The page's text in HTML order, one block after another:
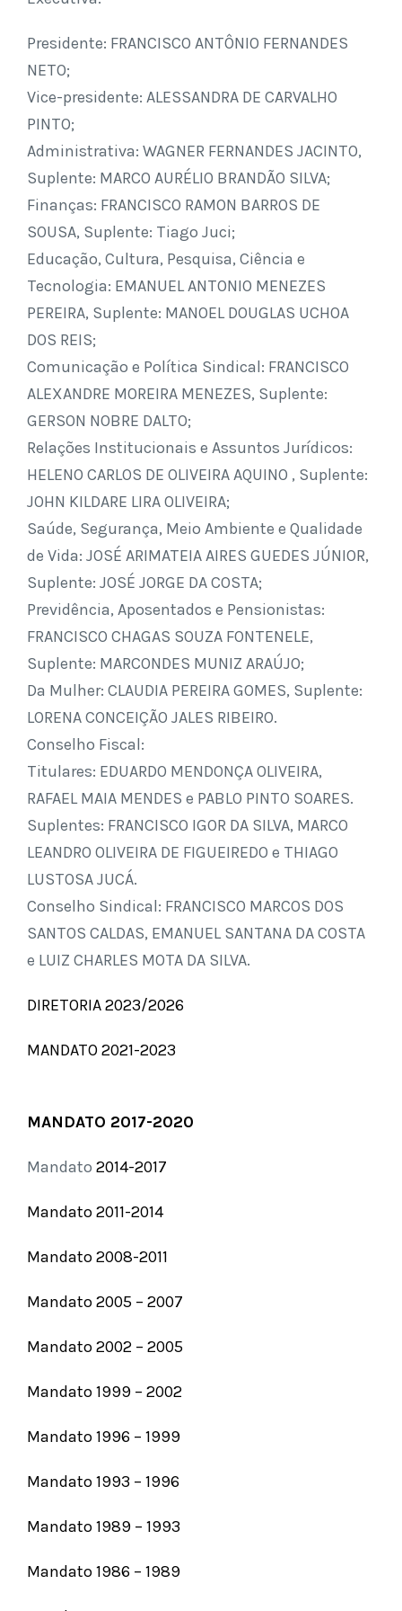
Presidente: FRANCISCO ANTÔNIO FERNANDES
NETO;
Vice-presidente: ALESSANDRA DE CARVALHO
PINTO;
Administrativa: WAGNER FERNANDES JACINTO,
Suplente: MARCO AURÉLIO BRANDÃO SILVA;
Finanças: FRANCISCO RAMON BARROS DE
SOUSA, Suplente: Tiago Juci;
Educação, Cultura, Pesquisa, Ciência e
Tecnologia: EMANUEL ANTONIO MENEZES
PEREIRA, Suplente: MANOEL DOUGLAS UCHOA
DOS REIS;
Comunicação e Política Sindical: FRANCISCO
ALEXANDRE MOREIRA MENEZES, Suplente:
GERSON NOBRE DALTO;
Relações Institucionais e Assuntos Jurídicos:
HELENO CARLOS DE OLIVEIRA AQUINO , Suplente:
JOHN KILDARE LIRA OLIVEIRA;
Saúde, Segurança, Meio Ambiente e Qualidade
de Vida: JOSÉ ARIMATEIA AIRES GUEDES JÚNIOR,
Suplente: JOSÉ JORGE DA COSTA;
Previdência, Aposentados e Pensionistas:
FRANCISCO CHAGAS SOUZA FONTENELE,
Suplente: MARCONDES MUNIZ ARAÚJO;
Da Mulher: CLAUDIA PEREIRA GOMES, Suplente:
LORENA CONCEIÇÃO JALES RIBEIRO.
Conselho Fiscal:
Titulares: EDUARDO MENDONÇA OLIVEIRA,
RAFAEL MAIA MENDES e PABLO PINTO SOARES.
Suplentes: FRANCISCO IGOR DA SILVA, MARCO
LEANDRO OLIVEIRA DE FIGUEIREDO e THIAGO
LUSTOSA JUCÁ.
Conselho Sindical: FRANCISCO MARCOS DOS
SANTOS CALDAS, EMANUEL SANTANA DA COSTA
e LUIZ CHARLES MOTA DA SILVA.
DIRETORIA 2023/2026
MANDATO 2021-2023
MANDATO 2017-2020
Mandato 2014-2017
Mandato 2011-2014
Mandato 2008-2011
Mandato 2005 – 2007
Mandato 2002 – 2005
Mandato 1999 – 2002
Mandato 1996 – 1999
Mandato 1993 – 1996
Mandato 1989 – 1993
Mandato 1986 – 1989